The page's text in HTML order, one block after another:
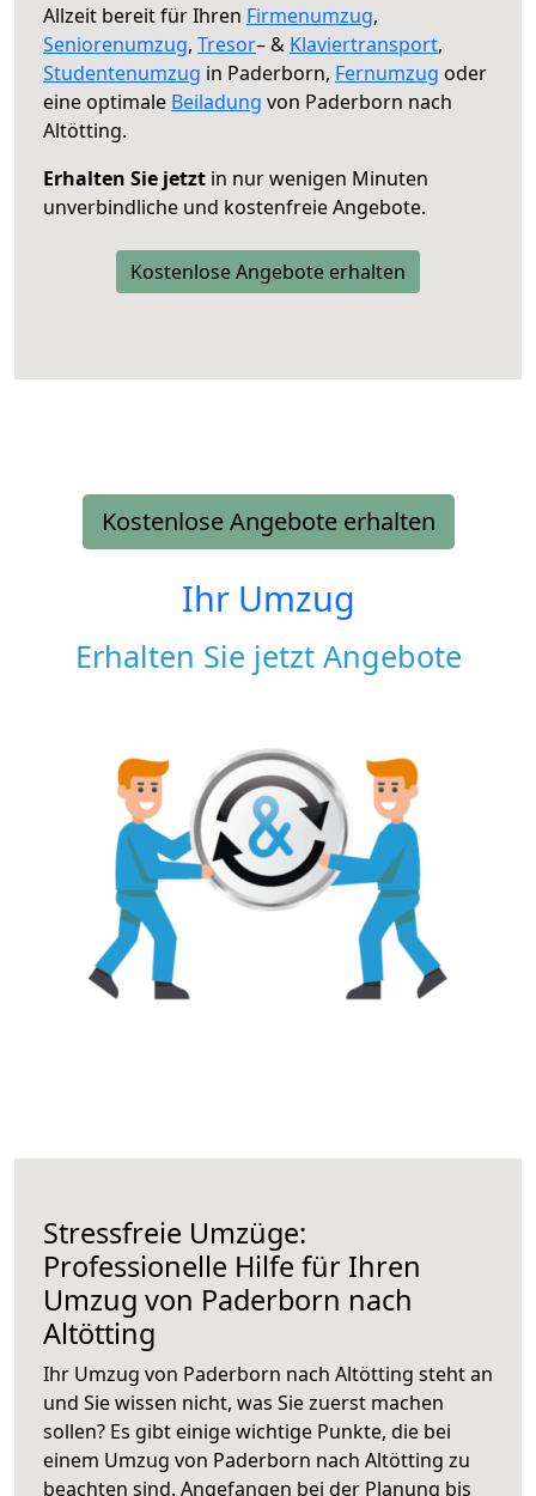
Allzeit bereit für Ihren Firmenumzug,
Seniorenumzug, Tresor– & Klaviertransport,
Studentenumzug in Paderborn, Fernumzug oder
eine optimale Beiladung von Paderborn nach
Altötting.
Erhalten Sie jetzt in nur wenigen Minuten
unverbindliche und kostenfreie Angebote.
Kostenlose Angebote erhalten
Kostenlose Angebote erhalten
Ihr Umzug
Erhalten Sie jetzt Angebote
Stressfreie Umzüge:
Professionelle Hilfe für Ihren
Umzug von Paderborn nach
Altötting
Ihr Umzug von Paderborn nach Altötting steht an
und Sie wissen nicht, was Sie zuerst machen
sollen? Es gibt einige wichtige Punkte, die bei
einem Umzug von Paderborn nach Altötting zu
beachten sind. Angefangen bei der Planung bis